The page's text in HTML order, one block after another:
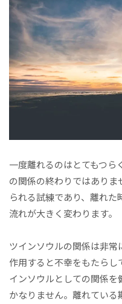
一度離れるのはとてもつら
の関係の終わりではあり
られる試練であり、離れ
流れが大きく変わります。
ツインソウルの関係は非
作用すると不幸をもたら
インソウルとしての関係
かなりません。離れてい